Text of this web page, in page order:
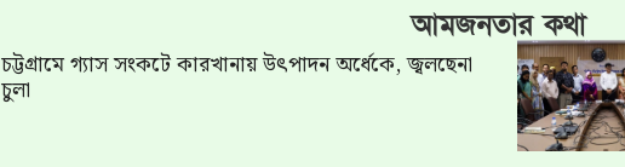
আমজনতার কথা
চট্টগ্রামে গ্যাস সংকটে কারখানায় উৎপাদন অর্ধেকে, জ্বলছেনা
চুলা